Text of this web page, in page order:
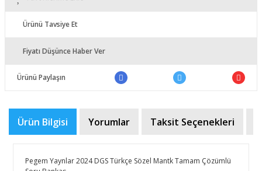
Ürünü Tavsiye Et
Fiyatı Düşünce Haber Ver
Ürünü Paylaşın
Ürün Bilgisi Yorumlar Taksit Seçenekleri
Pegem Yaynlar 2024 DGS Türkçe Sözel Mantk Tamam Çözümlü